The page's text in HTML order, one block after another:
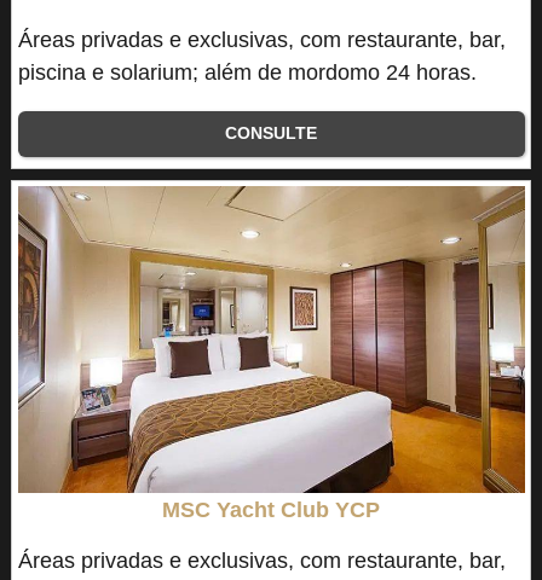
Áreas privadas e exclusivas, com restaurante, bar,
piscina e solarium; além de mordomo 24 horas.
CONSULTE
MSC Yacht Club YCP
Áreas privadas e exclusivas, com restaurante, bar,